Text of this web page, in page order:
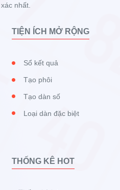
nhất.
TIỆN ÍCH MỞ RỘNG
Sổ kết quả
Tạo phôi
Tạo dàn số
Loại dàn đặc biệt
THỐNG KÊ HOT